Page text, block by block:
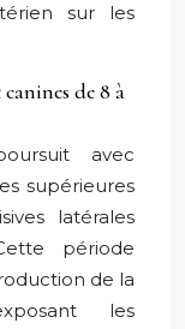
sur les
de 8 à
avec
supérieures
latérales
période
de la
les